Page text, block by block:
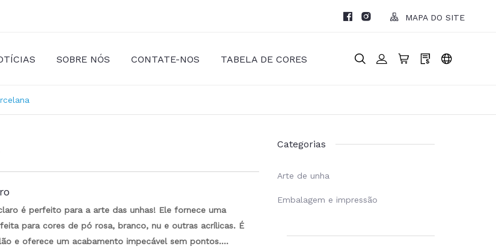
MAPA DO SITE
SOBRE NÓS CONTATE-NOS TABELA DE CORES
é perfeito para a arte das unhas! Ele fornece uma
para cores de pó rosa, branco, nu e outras acrílicas. É
e oferece um acabamento impecável sem pontos.
Categorias
Arte de unha
Embalagem e impressão